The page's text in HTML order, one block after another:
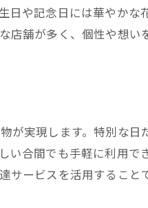
日や記念日には華やか
舗が多く、個性や想
が実現します。特別な
合間でも手軽に利用
ービスを活用するこ